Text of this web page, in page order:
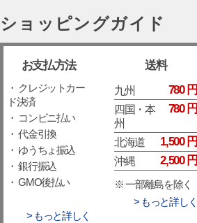
ショッピングガイド
お支払方法
・ クレジットカー
ド決済
・ コンビニ払い
・ 代金引換
・ ゆうちょ振込
・ 銀行振込
・ GMO後払い
> もっと詳しく
送料
九州 780 円
四国・本
州
780 円
北海道 1,500 円
沖縄 2,500 円
※ 一部離島を除く
> もっと詳しく